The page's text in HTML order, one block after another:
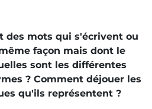
des mots qui s'écrivent ou
façon mais dont le
sont les différentes
? Comment déjouer les
qu'ils représentent ?